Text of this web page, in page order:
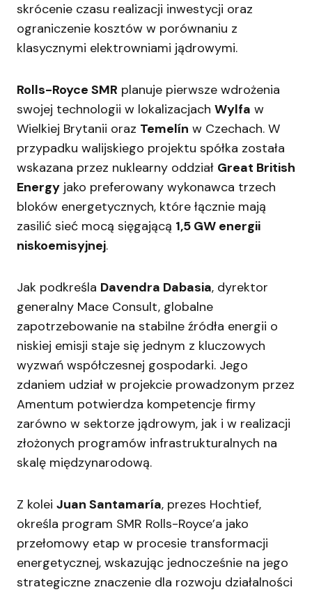
skrócenie czasu realizacji inwestycji oraz
ograniczenie kosztów w porównaniu z
klasycznymi elektrowniami jądrowymi.
Rolls-Royce SMR planuje pierwsze wdrożenia
swojej technologii w lokalizacjach Wylfa w
Wielkiej Brytanii oraz Temelín w Czechach. W
przypadku walijskiego projektu spółka została
wskazana przez nuklearny oddział Great British
Energy jako preferowany wykonawca trzech
bloków energetycznych, które łącznie mają
zasilić sieć mocą sięgającą 1,5 GW energii
niskoemisyjnej.
Jak podkreśla Davendra Dabasia, dyrektor
generalny Mace Consult, globalne
zapotrzebowanie na stabilne źródła energii o
niskiej emisji staje się jednym z kluczowych
wyzwań współczesnej gospodarki. Jego
zdaniem udział w projekcie prowadzonym przez
Amentum potwierdza kompetencje firmy
zarówno w sektorze jądrowym, jak i w realizacji
złożonych programów infrastrukturalnych na
skalę międzynarodową.
Z kolei Juan Santamaría, prezes Hochtief,
określa program SMR Rolls-Royce’a jako
przełomowy etap w procesie transformacji
energetycznej, wskazując jednocześnie na jego
strategiczne znaczenie dla rozwoju działalności